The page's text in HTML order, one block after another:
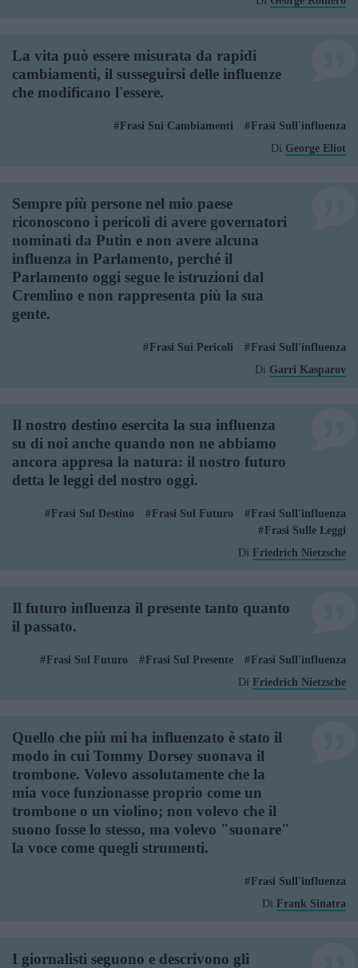
La vita può essere misurata da rapidi
cambiamenti, il susseguirsi delle influenze
che modificano l'essere.
Frasi Sui Cambiamenti
Frasi Sull'influenza
Di George Eliot
Sempre più persone nel mio paese
riconoscono i pericoli di avere governatori
nominati da Putin e non avere alcuna
influenza in Parlamento, perché il
Parlamento oggi segue le istruzioni dal
Cremlino e non rappresenta più la sua
gente.
Frasi Sui Pericoli
Frasi Sull'influenza
Di Garri Kasparov
Il nostro destino esercita la sua influenza
su di noi anche quando non ne abbiamo
ancora appresa la natura: il nostro futuro
detta le leggi del nostro oggi.
Frasi Sul Destino Frasi Sul Futuro
Frasi Sull'influenza
Frasi Sulle Leggi
Di Friedrich Nietzsche
Il futuro influenza il presente tanto quanto
il passato.
Frasi Sul Futuro Frasi Sul Presente
Frasi Sull'influenza
Di Friedrich Nietzsche
Quello che più mi ha influenzato è stato il
modo in cui Tommy Dorsey suonava il
trombone. Volevo assolutamente che la
mia voce funzionasse proprio come un
trombone o un violino; non volevo che il
suono fosse lo stesso, ma volevo "suonare"
la voce come quegli strumenti.
Frasi Sull'influenza
Di Frank Sinatra
I giornalisti seguono e descrivono gli